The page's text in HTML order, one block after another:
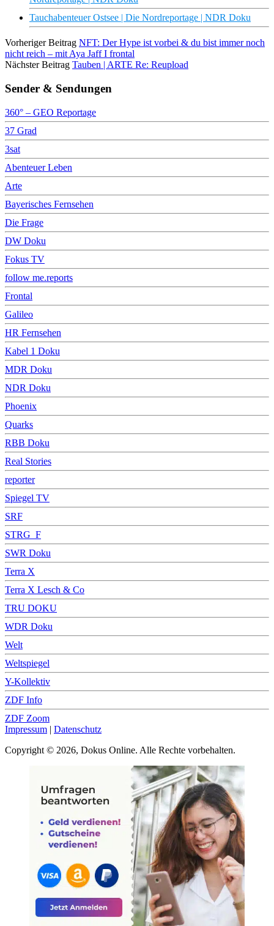
Tauchabenteuer Ostsee | Die Nordreportage | NDR Doku
Vorheriger Beitrag NFT: Der Hype ist vorbei & du bist immer noch
nicht reich – mit Aya Jaff I frontal
Nächster Beitrag Tauben | ARTE Re: Reupload
Sender & Sendungen
360° – GEO Reportage
37 Grad
3sat
Abenteuer Leben
Arte
Bayerisches Fernsehen
Die Frage
DW Doku
Fokus TV
follow me.reports
Frontal
Galileo
HR Fernsehen
Kabel 1 Doku
MDR Doku
NDR Doku
Phoenix
Quarks
RBB Doku
Real Stories
reporter
Spiegel TV
SRF
STRG_F
SWR Doku
Terra X
Terra X Lesch & Co
TRU DOKU
WDR Doku
Welt
Weltspiegel
Y-Kollektiv
ZDF Info
ZDF Zoom
Impressum | Datenschutz
Copyright © 2026, Dokus Online. Alle Rechte vorbehalten.